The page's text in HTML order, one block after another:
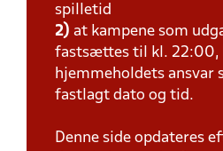
spilletid
2) at kampene som
fastsættes til kl. 22:00,
hjemmeholdets ansvar
fastlagt dato og tid.
Denne side opdateres